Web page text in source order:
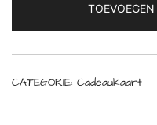
CATEGORIE: Cadeaukaart